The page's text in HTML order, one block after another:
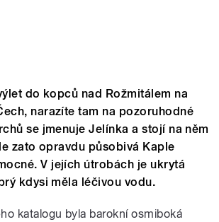
do kopců nad Rožmitálem na
narazíte tam na pozoruhodné
se jmenuje Jelínka a stojí na něm
zato opravdu působivá Kaple
V jejích útrobách je ukrytá
kdysi měla léčivou vodu.
katalogu byla barokní osmiboká